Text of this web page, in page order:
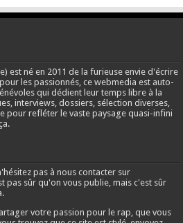
est né en 2011 de la furieuse envie d'écrire
les passionnés, ce webmedia est auto-
qui dédient leur temps libre à la
interviews, dossiers, sélection diverses,
pour refléter le vaste paysage quasi-infini
pas à nous contacter sur
pas sûr qu'on vous publie, mais c'est sûr
votre passion pour le rap, que vous